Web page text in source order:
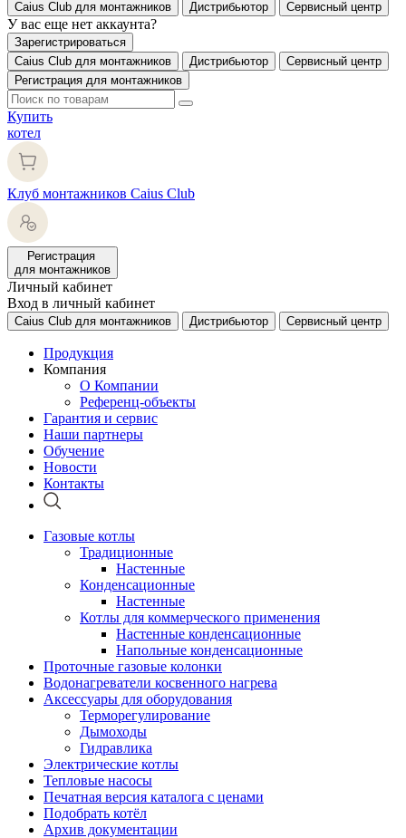
Caius Club для монтажников Дистрибьютор Сервисный центр
У вас еще нет аккаунта?
Зарегистрироваться
Caius Club для монтажников
Дистрибьютор
Сервисный центр
Регистрация для монтажников
Купить
котел
Клуб монтажников Caius Club
Регистрация
для монтажников
Личный кабинет
Вход в личный кабинет
Caius Club для монтажников Дистрибьютор Сервисный центр
Продукция
Компания
О Компании
Референц-объекты
Гарантия и сервис
Наши партнеры
Обучение
Новости
Контакты
Газовые котлы
Традиционные
Настенные
Конденсационные
Настенные
Котлы для коммерческого применения
Настенные конденсационные
Напольные конденсационные
Проточные газовые колонки
Водонагреватели косвенного нагрева
Аксессуары для оборудования
Терморегулирование
Дымоходы
Гидравлика
Электрические котлы
Тепловые насосы
Печатная версия каталога с ценами
Подобрать котёл
Архив документации